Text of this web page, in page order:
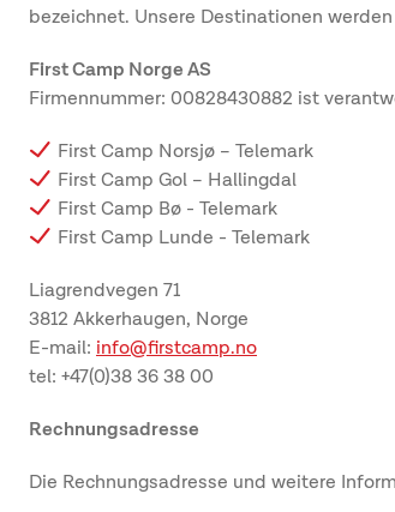
bezeichnet. Unsere Destinationen
First Camp Norge AS
Firmennummer: 00828430882 ist
First Camp Norsjø – Telemark
First Camp Gol – Hallingdal
First Camp Bø - Telemark
First Camp Lunde - Telemark
Liagrendvegen 71
3812 Akkerhaugen, Norge
E-mail: info@firstcamp.no
tel: +47(0)38 36 38 00
Rechnungsadresse
Die Rechnungsadresse und weitere